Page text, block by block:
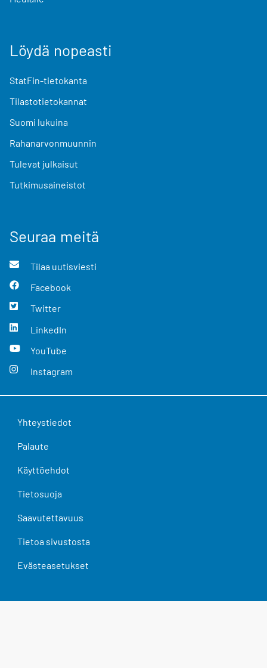
Löydä nopeasti
StatFin-tietokanta
Tilastotietokannat
Suomi lukuina
Rahanarvonmuunnin
Tulevat julkaisut
Tutkimusaineistot
Seuraa meitä
Tilaa uutisviesti
Facebook
Twitter
LinkedIn
YouTube
Instagram
Yhteystiedot
Palaute
Käyttöehdot
Tietosuoja
Saavutettavuus
Tietoa sivustosta
Evästeasetukset